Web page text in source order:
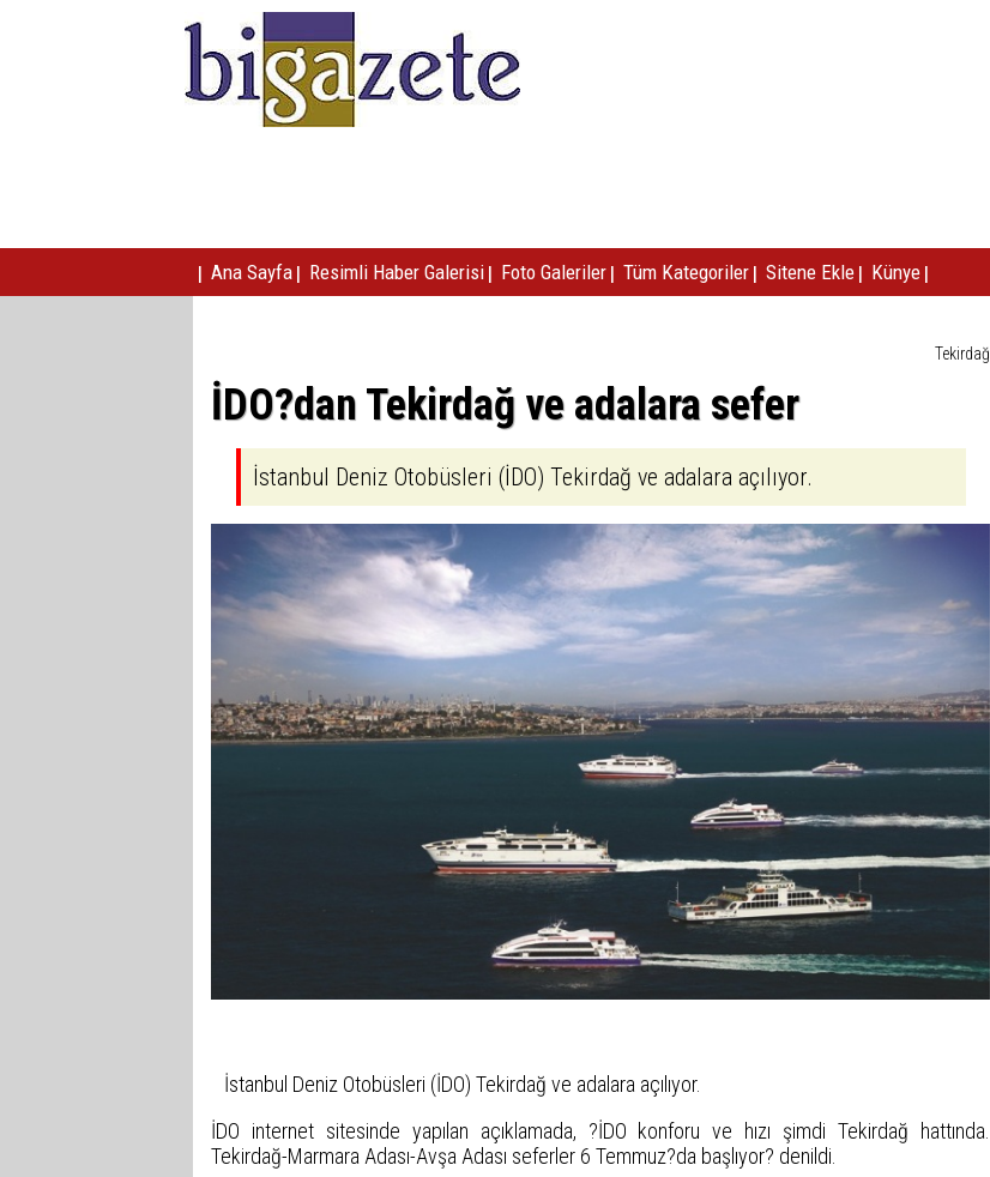
| Ana Sayfa | Resimli Haber Galerisi | Foto Galeriler | Tüm Kategoriler | Sitene Ekle | Künye |
Tekirdağ
İDO?dan Tekirdağ ve adalara sefer
İstanbul Deniz Otobüsleri (İDO) Tekirdağ ve adalara açılıyor.
İstanbul Deniz Otobüsleri (İDO) Tekirdağ ve adalara açılıyor.
İDO internet sitesinde yapılan açıklamada, ?İDO konforu ve hızı şimdi Tekirdağ hattında.
Tekirdağ-Marmara Adası-Avşa Adası seferler 6 Temmuz?da başlıyor? denildi.